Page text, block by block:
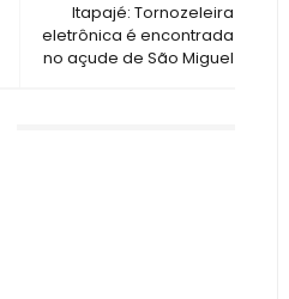
Itapajé: Tornozeleira
eletrônica é encontrada
no açude de São Miguel